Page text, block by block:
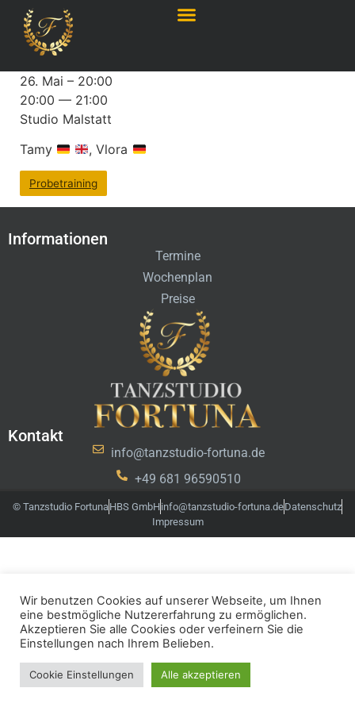
26. Mai – 20:00
20:00 — 21:00
Studio Malstatt
Tamy
, Vlora
Probetraining
Informationen
Termine
Wochenplan
Preise
Kontakt
info@tanzstudio-fortuna.de
+49 681 96590510
© Tanzstudio FortunaHBS GmbHinfo@tanzstudio-fortuna.deDatenschutz
Impressum
Wir benutzen Cookies auf unserer Webseite, um Ihnen
eine bestmögliche Nutzererfahrung zu ermöglichen.
Akzeptieren Sie alle Cookies oder verfeinern Sie die
Einstellungen nach Ihrem Belieben.
Cookie Einstellungen Alle akzeptieren